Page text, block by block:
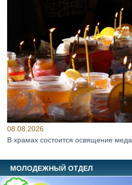
08.08.2026
В храмах состоится освящение меда
МОЛОДЕЖНЫЙ ОТДЕЛ